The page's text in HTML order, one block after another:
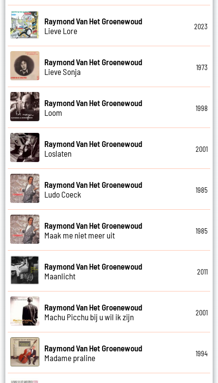
Raymond Van Het Groenewoud
Lieve Lore
2023
Raymond Van Het Groenewoud
Lieve Sonja
1973
Raymond Van Het Groenewoud
Loom
1998
Raymond Van Het Groenewoud
Loslaten
2001
Raymond Van Het Groenewoud
Ludo Coeck
1985
Raymond Van Het Groenewoud
Maak me niet meer uit
1985
Raymond Van Het Groenewoud
Maanlicht
2011
Raymond Van Het Groenewoud
Machu Picchu bij u wil ik zijn
2001
Raymond Van Het Groenewoud
Madame praline
1994